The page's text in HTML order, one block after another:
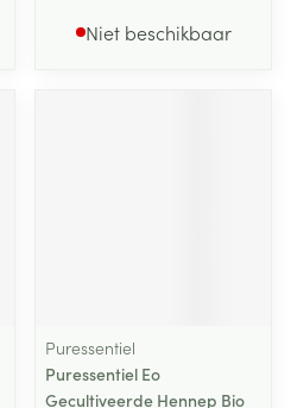
Niet beschikbaar
Puressentiel
Puressentiel Eo
Gecultiveerde Hennep Bio